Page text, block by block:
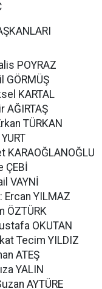
POYRAZ
GÖRMÜŞ
KARTAL
AĞIRTAŞ
TÜRKAN
KARAOĞLANOĞLU
ÇEBİ
VAYNİ
Ercan YILMAZ
ÖZTÜRK
OKUTAN
Tecim YILDIZ
ATEŞ
YALIN
AYTÜRE